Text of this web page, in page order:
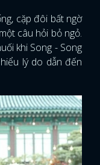
cặp đôi bất ngờ
câu hỏi bỏ ngỏ.
khi Song - Song
lý do dẫn đến